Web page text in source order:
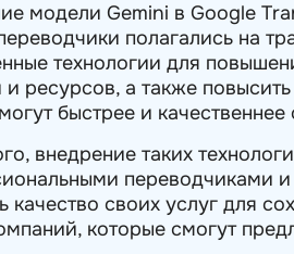
модели Gemini в Google
полагались на
технологии для
и ресурсов, а также
быстрее и
внедрение таких
переводчиками
качество своих услуг для
которые смогут